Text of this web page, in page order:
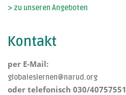
> zu unseren Angeboten
Kontakt
per E-Mail:
globaleslernen@narud.org
oder telefonisch 030/40757551